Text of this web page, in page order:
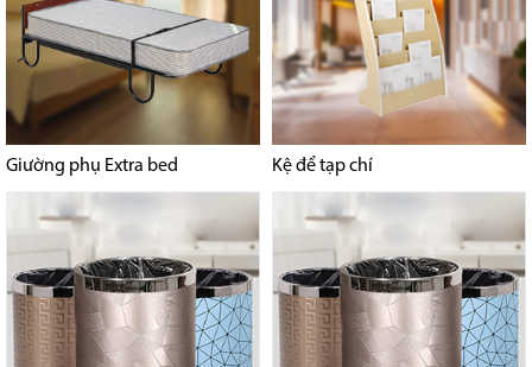
Giường phụ Extra bed Kệ để tạp chí